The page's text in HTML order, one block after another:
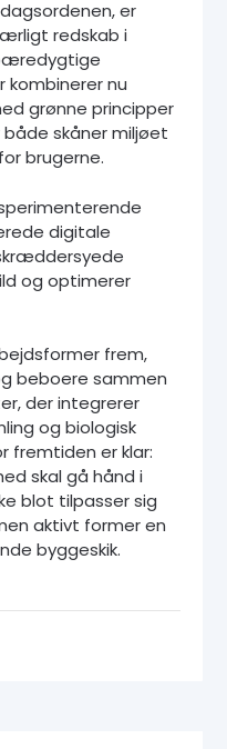
er
redskab i
kombinerer nu
grønne principper
skåner miljøet
brugerne.
digitale
og optimerer
frem,
beboere sammen
der integrerer
og biologisk
fremtiden er klar:
skal gå hånd i
blot tilpasser sig
aktivt former en
byggeskik.